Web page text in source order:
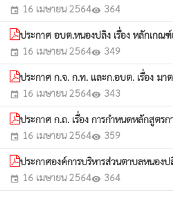
event 16 เมษายน 2564visibility 364
ประกาศ อบต.หนองปลิง เรื่อง หลักเก
event 16 เมษายน 2564visibility 349
ประกาศ ก.จ. ก.ท. และก.อบต. เรื่อง มา
event 16 เมษายน 2564visibility 343
ประกาศ ก.ถ. เรื่อง การกำหนดหลักสูต
event 16 เมษายน 2564visibility 359
ประกาศองค์การบริหารส่วนตาบลหนอง
event 16 เมษายน 2564visibility 364